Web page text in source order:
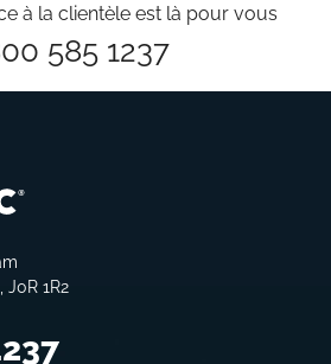
à la clientèle est là pour vous
585 1237
J0R 1R2